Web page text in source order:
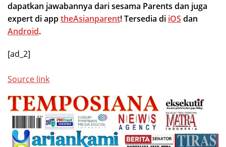
dapatkan jawabannya dari sesama Parents dan juga
expert di apptheAsianparent! Tersedia di iOS dan
Android.
[ad_2]
Source link